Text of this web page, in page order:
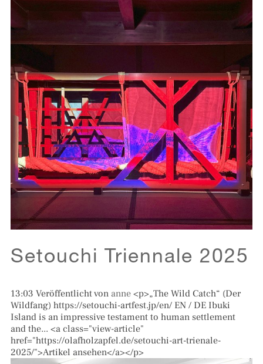
Setouchi Triennale 2025
13:03 Veröffentlicht von anne <p>„The Wild Catch“ (Der
Wildfang) https://setouchi-artfest.jp/en/ EN / DE Ibuki
Island is an impressive testament to human settlement
and the... <a class="view-article"
href="https://olafholzapfel.de/setouchi-art-trienale-
2025/">Artikel ansehen</a></p>